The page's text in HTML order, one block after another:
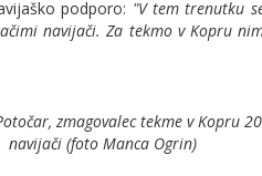
podporo: "V tem trenutku
navijači. Za tekmo v Kopru
zmagovalec tekme v Kopru
navijači (foto Manca Ogrin)